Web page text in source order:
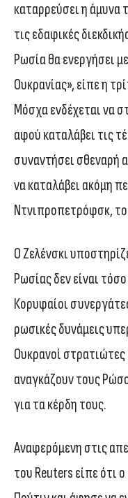
καταρρεύσει η άμυνα
τις εδαφικές
Ρωσία θα ενεργήσει
Ουκρανίας», είπε η
Μόσχα ενδέχεται να
αφού καταλάβει τις
συναντήσει σθεναρή
να καταλάβει ακόμη
Ντνιπροπετρόφσκ, το
Ο Ζελένσκι
Ρωσίας δεν είναι
Κορυφαίοι
ρωσικές δυνάμεις
Ουκρανοί στρατιώτες
αναγκάζουν τους
για τα κέρδη τους.
Αναφερόμενη στις
του Reuters είπε ότι